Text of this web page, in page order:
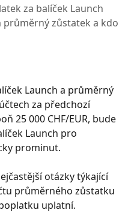
za balíček Launch
zůstatek a kdo
Launch a průměrný
za předchozí
25 000 CHF/EUR, bude
Launch pro
prominut.
otázky týkající
průměrného zůstatku
uplatní.